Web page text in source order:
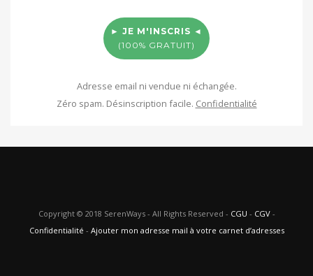
Zéro spam. Désinscription facile.Confidentialité